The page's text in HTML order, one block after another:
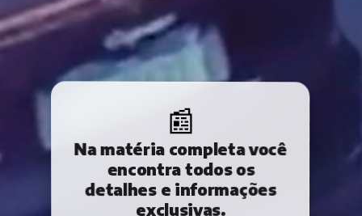
📰
Na matéria completa você
encontra todos os
detalhes e informações
exclusivas.